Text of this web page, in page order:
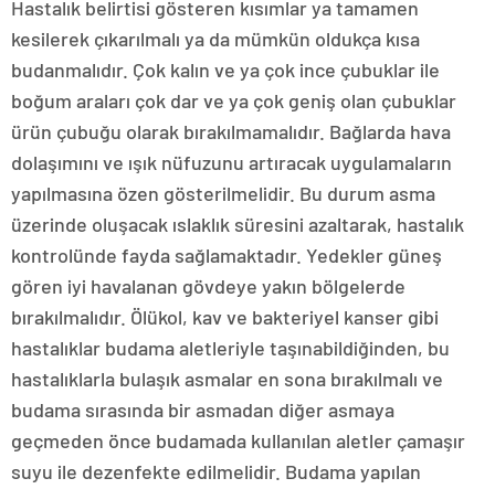
Hastalık belirtisi gösteren kısımlar ya tamamen
kesilerek çıkarılmalı ya da mümkün oldukça kısa
budanmalıdır. Çok kalın ve ya çok ince çubuklar ile
boğum araları çok dar ve ya çok geniş olan çubuklar
ürün çubuğu olarak bırakılmamalıdır. Bağlarda hava
dolaşımını ve ışık nüfuzunu artıracak uygulamaların
yapılmasına özen gösterilmelidir. Bu durum asma
üzerinde oluşacak ıslaklık süresini azaltarak, hastalık
kontrolünde fayda sağlamaktadır. Yedekler güneş
gören iyi havalanan gövdeye yakın bölgelerde
bırakılmalıdır. Ölükol, kav ve bakteriyel kanser gibi
hastalıklar budama aletleriyle taşınabildiğinden, bu
hastalıklarla bulaşık asmalar en sona bırakılmalı ve
budama sırasında bir asmadan diğer asmaya
geçmeden önce budamada kullanılan aletler çamaşır
suyu ile dezenfekte edilmelidir. Budama yapılan